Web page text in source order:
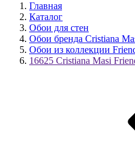
Главная
Каталог
Обои для стен
Обои бренда Cristiana
Обои из коллекции
16625 Cristiana Masi